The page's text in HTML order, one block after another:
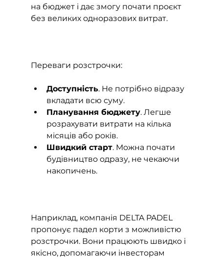
на бюджет і дає змогу почати проєкт
без великих одноразових витрат.
Переваги розстрочки:
Доступність. Не потрібно відразу
вкладати всю суму.
Планування бюджету. Легше
розрахувати витрати на кілька
місяців або років.
Швидкий старт. Можна почати
будівництво одразу, не чекаючи
накопичень.
Наприклад, компанія DELTA PADEL
пропонує падел корти з можливістю
розстрочки. Вони працюють швидко і
якісно, допомагаючи інвесторам